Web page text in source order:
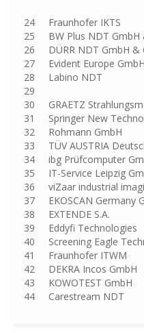
24 Fraunhofer IKTS
25 BW Plus NDT GmbH
26 DÜRR NDT GmbH &
27 Evident Europe GmbH
28 Labino NDT
29
30 GRAETZ
31 Springer New
32 Rohmann GmbH
33 TÜV AUSTRIA
34 ibg Prüfcomputer
35 IT-Service Leipzig
36 viZaar industrial
37 EKOSCAN Germany
38 EXTENDE S.A.
39 Eddyfi Technologies
40 Screening Eagle
41 Fraunhofer ITWM
42 DEKRA Incos GmbH
43 KOWOTEST GmbH
44 Carestream NDT